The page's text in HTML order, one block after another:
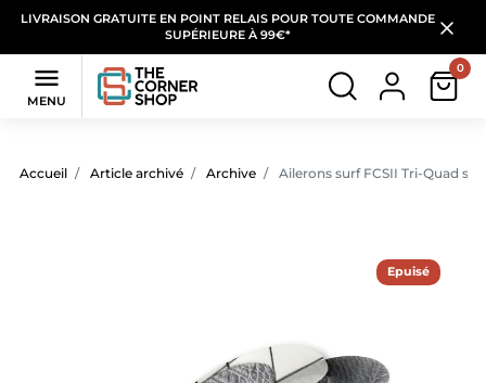
LIVRAISON GRATUITE EN POINT RELAIS POUR TOUTE COMMANDE
SUPÉRIEURE À 99€*

MENU
0
Accueil Article archivé Archive Ailerons surf FCSII Tri-Quad
Epuisé